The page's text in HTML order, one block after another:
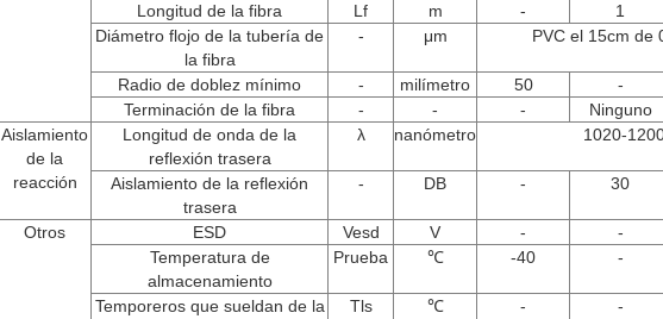
Longitud de la fibra
Lf m - 1
Diámetro flojo de la tubería de
la fibra
- μm PVC el 15cm de
Radio de doblez mínimo - milímetro 50 -
Terminación de la fibra
- - - Ninguno
Aislamiento
de la
reacción
Longitud de onda de la
reflexión trasera
λ nanómetro 1020-
Aislamiento de la reflexión
trasera
- DB - 30
Otros ESD Vesd V - -
Temperatura de
almacenamiento
Prueba ℃ -40 -
Temporeros que sueldan de la
Tls ℃ - -